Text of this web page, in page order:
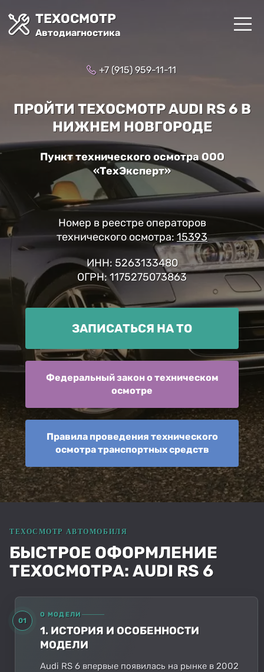
ТЕХОСМОТР
Автодиагностика
+7 (915) 959-11-11
ПРОЙТИ ТЕХОСМОТР AUDI RS 6 В
НИЖНЕМ НОВГОРОДЕ
Пункт технического осмотра ООО
«ТехЭксперт»
Номер в реестре операторов
технического осмотра: 15393
ИНН: 5263133480
ОГРН: 1175275073863
ЗАПИСАТЬСЯ НА ТО
Федеральный закон о техническом
осмотре
Правила проведения технического
осмотра транспортных средств
БЫСТРОЕ ОФОРМЛЕНИЕ
ТЕХОСМОТРА: AUDI RS 6
01
О МОДЕЛИ
1. ИСТОРИЯ И ОСОБЕННОСТИ
МОДЕЛИ
Audi RS 6 впервые появилась на рынке в 2002